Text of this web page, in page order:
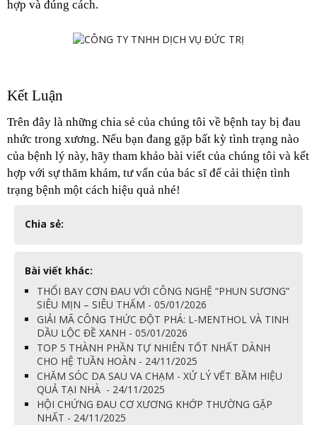
hợp và đúng cách.
Kết Luận
Trên đây là những chia sẻ của chúng tôi về bệnh tay bị đau
nhức trong xương. Nếu bạn đang gặp bất kỳ tình trạng nào
của bệnh lý này, hãy tham khảo bài viết của chúng tôi và kết
hợp với sự thăm khám, tư vấn của bác sĩ để cải thiện tình
trạng bệnh một cách hiệu quả nhé!
Chia sẻ:
Bài viết khác:
THỔI BAY CƠN ĐAU VỚI CÔNG NGHỆ “PHUN SƯƠNG”
SIÊU MỊN – SIÊU THẤM - 05/01/2026
GIẢI MÃ CÔNG THỨC ĐỘT PHÁ: L-MENTHOL VÀ TINH
DẦU LỘC ĐỀ XANH - 05/01/2026
TOP 5 THÀNH PHẦN TỰ NHIÊN TỐT NHẤT DÀNH
CHO HỆ TUẦN HOÀN - 24/11/2025
CHĂM SÓC DA SAU VA CHẠM - XỬ LÝ VẾT BẦM HIỆU
QUẢ TẠI NHÀ - 24/11/2025
HỘI CHỨNG ĐAU CƠ XƯƠNG KHỚP THƯỜNG GẶP
NHẤT - 24/11/2025